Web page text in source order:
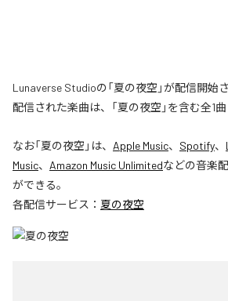
Lunaverse Studioの「夏の夜空」が配信開始
配信された楽曲は、「夏の夜空」を含む全1曲
なお「夏の夜空 」は、 Apple Music、 Spotify、
Music、 Amazon Music Unlimitedなどの音楽
ができる。
各配信サービス： 夏の夜空